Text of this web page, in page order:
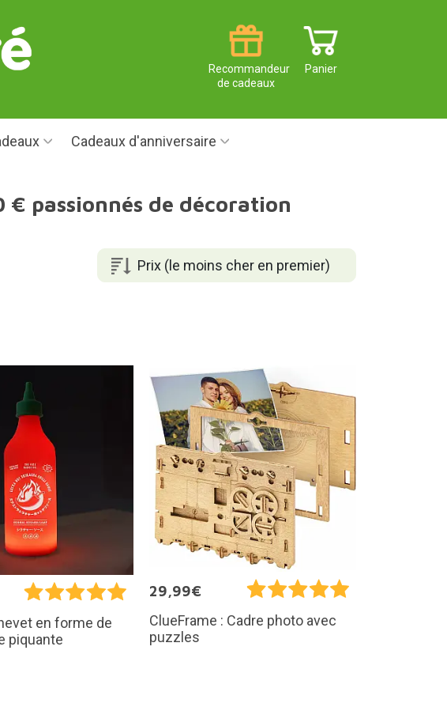
Panier
Recommandeur
de cadeaux
Cadeaux d'anniversaire
€ passionnés de décoration
Prix (le moins cher en premier)
en forme de
piquante
29,99€
ClueFrame : Cadre photo avec
puzzles